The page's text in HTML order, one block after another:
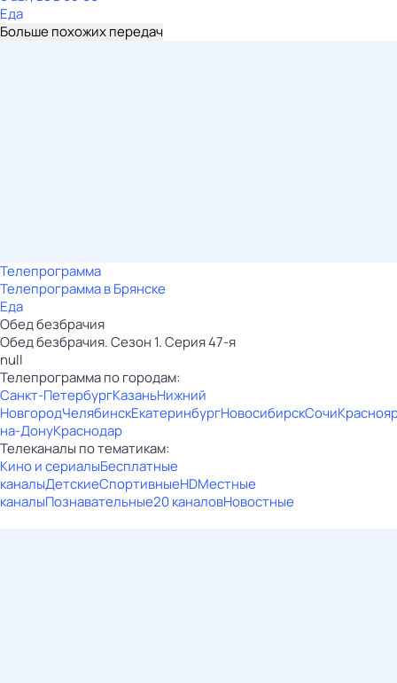
Еда
Больше похожих передач
Телепрограмма
Телепрограмма в Брянске
Еда
Обед безбрачия
Обед безбрачия. Сезон 1. Серия 47-я
null
Телепрограмма по городам:
Санкт-ПетербургКазаньНижний
НовгородЧелябинскЕкатеринбургНовосибирскСочи
на-ДонуКраснодар
Телеканалы по тематикам:
Кино и сериалыБесплатные
каналыДетскиеСпортивныеHDМестные
каналыПознавательные20 каналовНовостные